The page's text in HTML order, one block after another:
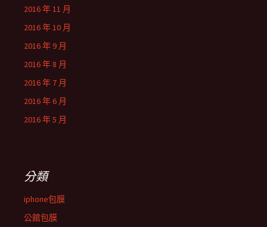
2016 年 11 月
2016 年 10 月
2016 年 9 月
2016 年 8 月
2016 年 7 月
2016 年 6 月
2016 年 5 月
分類
iphone包膜
公館包膜